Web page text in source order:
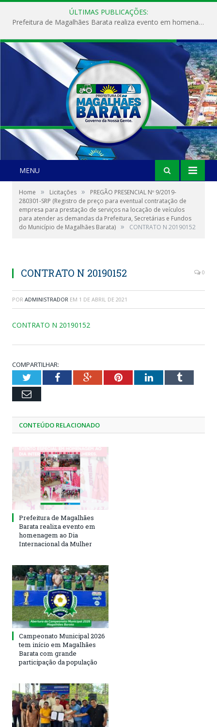
ÚLTIMAS PUBLICAÇÕES:
Prefeitura de Magalhães Barata realiza evento em homenagem ao Dia Internacional da Mulher
MENU
Home » Licitações »
PREGÃO PRESENCIAL Nº 9/2019-
280301-SRP (Registro de preço para eventual contratação de
empresa para prestação de serviços na locação de veículos
para atender as demandas da Prefeitura, Secretárias e Fundos
do Município de Magalhães Barata) » CONTRATO N 20190152
CONTRATO N 20190152 0
POR ADMINISTRADOR EM 1 DE ABRIL DE 2021
CONTRATO N 20190152
COMPARTILHAR:
TwitterFacebookGoogle+PinterestLinkedInTumblr
Email
CONTEÚDO RELACIONADO
Prefeitura de Magalhães
Barata realiza evento em
homenagem ao Dia
Internacional da Mulher
Campeonato Municipal 2026
tem início em Magalhães
Barata com grande
participação da população